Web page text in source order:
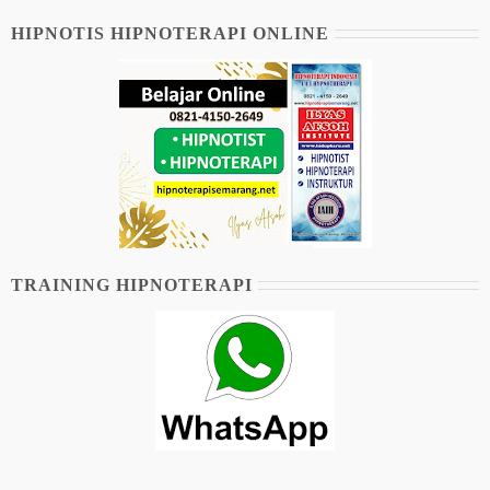
HIPNOTIS HIPNOTERAPI ONLINE
TRAINING HIPNOTERAPI